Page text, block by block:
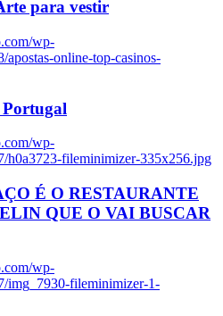
para vestir
wp-
apostas-online-top-casinos-
Portugal
wp-
h0a3723-fileminimizer-335x256.jpg
É O RESTAURANTE
QUE O VAI BUSCAR
wp-
img_7930-fileminimizer-1-